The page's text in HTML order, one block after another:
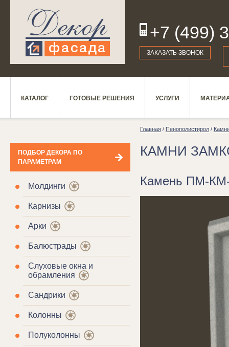
+7 (499)
19
ЗАКАЗАТЬ ЗВОНОК
КАТАЛОГ ГОТОВЫЕ РЕШЕНИЯ УСЛУГИ
ПОДБОР ДЕКОРА ПО
ПАРАМЕТРАМ
Молдинги
Карнизы
Арки
Балюстрады
Слуховые окна и
обрамления
Сандрики
Колонны
Полуколонны
Главная/ Пенополистирол/
КАМНИ
Камень ПМ-